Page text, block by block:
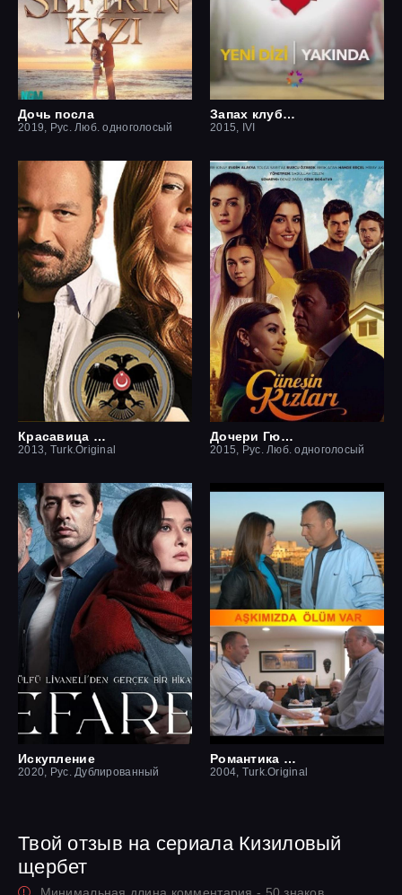
Дочь посла
2019, Рус. Люб. одноголосый
Запах клубники
2015, IVI
Красавица и чудовище
2013, Turk.Original
Дочери Гюнеш
2015, Рус. Люб. одноголосый
Искупление
2020, Рус. Дублированный
Романтика смерти
2004, Turk.Original
Твой отзыв на сериала Кизиловый
щербет